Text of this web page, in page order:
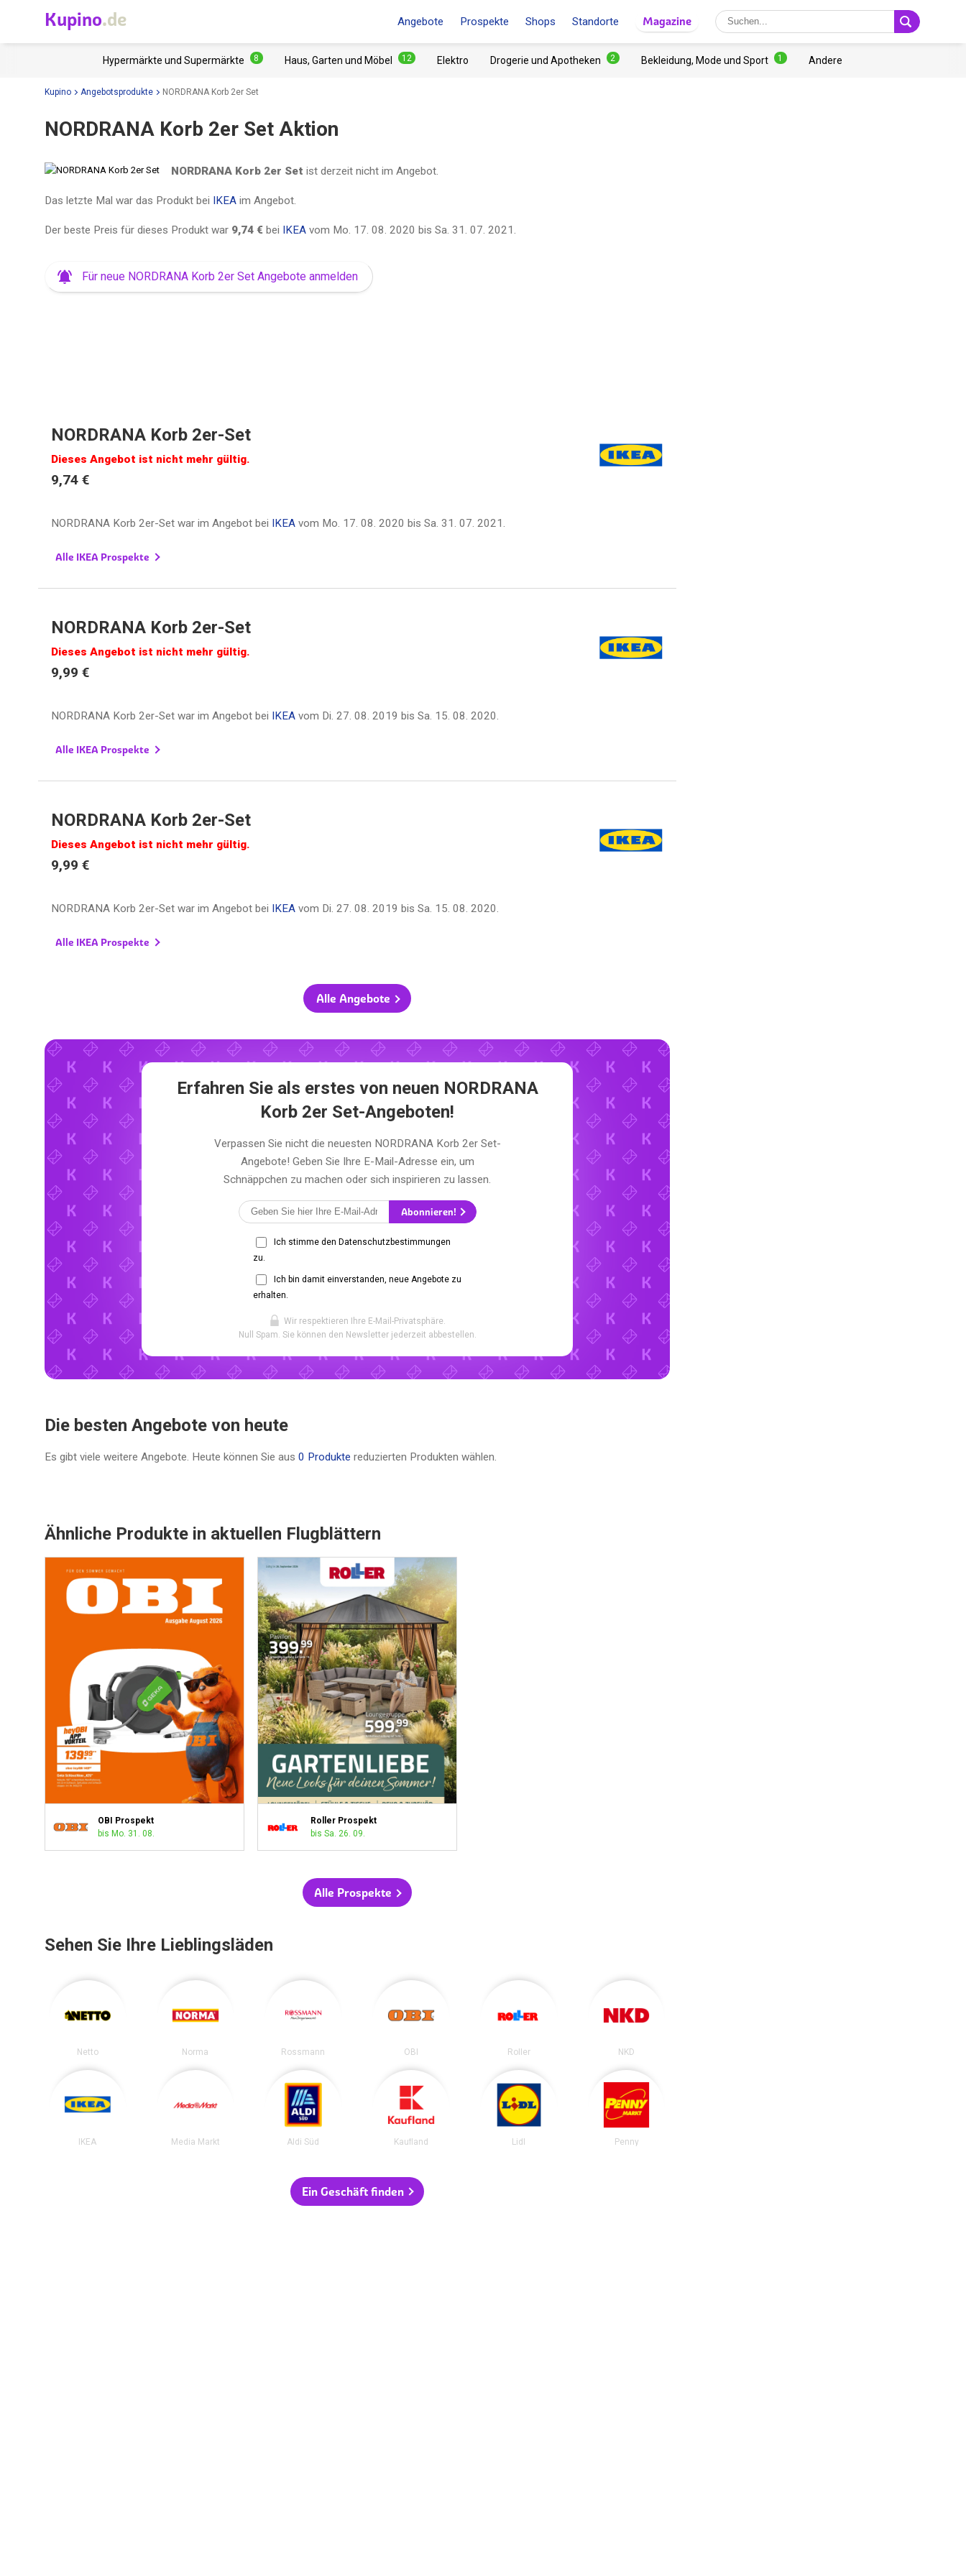
Kupino.de Angebote Prospekte Shops Standorte Magazine
Hypermärkte und Supermärkte 8 Haus, Garten und Möbel 12 Elektro Drogerie und Apotheken 2 Bekleidung, Mode und Sport 1 Andere
Kupino Angebotsprodukte NORDRANA Korb 2er Set
NORDRANA Korb 2er Set Aktion
NORDRANA Korb 2er Set ist derzeit nicht im Angebot.
Das letzte Mal war das Produkt bei IKEA im Angebot.
Der beste Preis für dieses Produkt war 9,74 € bei IKEA vom Mo. 17. 08. 2020 bis Sa. 31. 07. 2021 .
Für neue NORDRANA Korb 2er Set Angebote anmelden
NORDRANA Korb 2er-Set
Dieses Angebot ist nicht mehr gültig.
9,74 €
NORDRANA Korb 2er-Set war im Angebot bei IKEAvom Mo. 17. 08. 2020 bis Sa. 31. 07. 2021 .
Alle IKEA Prospekte
NORDRANA Korb 2er-Set
Dieses Angebot ist nicht mehr gültig.
9,99 €
NORDRANA Korb 2er-Set war im Angebot bei IKEAvom Di. 27. 08. 2019 bis Sa. 15. 08. 2020.
Alle IKEA Prospekte
NORDRANA Korb 2er-Set
Dieses Angebot ist nicht mehr gültig.
9,99 €
NORDRANA Korb 2er-Set war im Angebot bei IKEAvom Di. 27. 08. 2019 bis Sa. 15. 08. 2020.
Alle IKEA Prospekte
Alle Angebote
Erfahren Sie als erstes von neuen NORDRANA
Korb 2er Set-Angeboten!
Verpassen Sie nicht die neuesten NORDRANA Korb 2er Set-
Angebote! Geben Sie Ihre E-Mail-Adresse ein, um
Schnäppchen zu machen oder sich inspirieren zu lassen.
Abonnieren!
Ich stimme den Datenschutzbestimmungen
zu.
Ich bin damit einverstanden, neue Angebote zu
erhalten.
Wir respektieren Ihre E-Mail-Privatsphäre.
Null Spam. Sie können den Newsletter jederzeit abbestellen.
Die besten Angebote von heute
Es gibt viele weitere Angebote. Heute können Sie aus 0 Produkte reduzierten Produkten wählen.
Ähnliche Produkte in aktuellen Flugblättern
OBI Prospekt
bis Mo. 31. 08.
Roller Prospekt
bis Sa. 26. 09.
Alle Prospekte
Sehen Sie Ihre Lieblingsläden
Netto Norma Rossmann OBI Roller NKD
IKEA Media Markt Aldi Süd Kaufland Lidl Penny
Ein Geschäft finden